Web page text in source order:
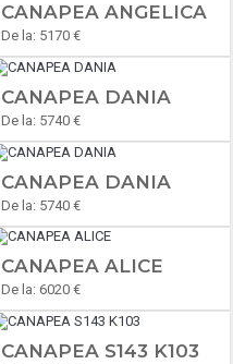
CANAPEA ANGELICA
De la: 5170 €
CANAPEA DANIA
De la: 5740 €
CANAPEA DANIA
De la: 5740 €
CANAPEA ALICE
De la: 6020 €
CANAPEA S143 K103